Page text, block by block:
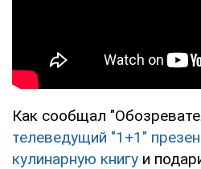
Как сообщал
телеведущий "1+1"
кулинарную книгу и